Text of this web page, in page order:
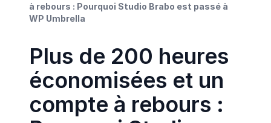
à rebours : Pourquoi Studio Brabo est passé à
WP Umbrella
Plus de 200 heures
économisées et un
compte à rebours :